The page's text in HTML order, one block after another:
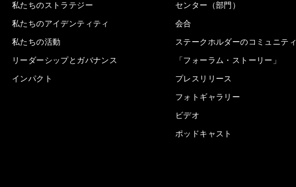
私たちのストラテジー
私たちのアイデンティティ
私たちの活動
リーダーシップとガバナンス
インパクト
センター（部門）
会合
ステークホルダーのコミュニティ
「フォーラム・ストーリー」
プレスリリース
フォトギャラリー
ビデオ
ポッドキャスト